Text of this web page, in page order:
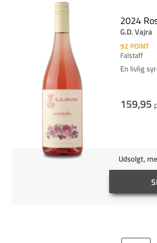
2024
G.D. Vajra
92 POINT
Falstaff
En livlig
159,95
Udsolgt,